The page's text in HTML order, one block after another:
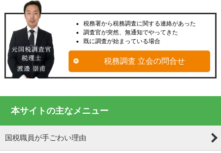
税務署から税務調査に関する連絡があった
調査官が突然、無通知でやってきた
既に調査が始まっている場合
税務調査 立会の問合せ
本サイトの主なメニュー
国税職員が手ごわい理由